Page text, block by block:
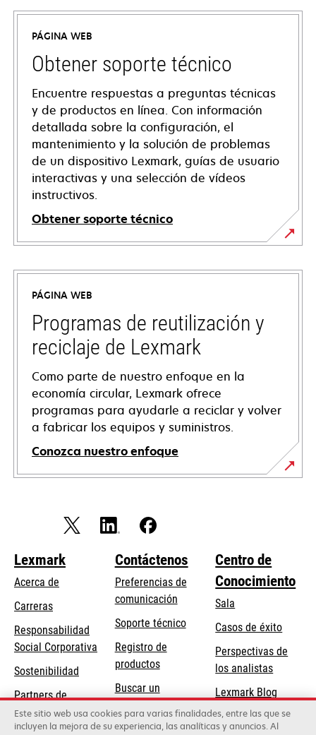
PÁGINA WEB
Obtener soporte técnico
Encuentre respuestas a preguntas técnicas
y de productos en línea. Con información
detallada sobre la configuración, el
mantenimiento y la solución de problemas
de un dispositivo Lexmark, guías de usuario
interactivas y una selección de vídeos
instructivos.
Obtener soporte técnico
se
abre
una
pestaña
nueva
PÁGINA WEB
Programas de reutilización y
reciclaje de Lexmark
Como parte de nuestro enfoque en la
economía circular, Lexmark ofrece
programas para ayudarle a reciclar y volver
a fabricar los equipos y suministros.
Conozca nuestro enfoque
Lexmark
Acerca de
Carreras
Responsabilidad
Social Corporativa
abre
una
pestaña
nueva
Sostenibilidad
Partners de
Lexmark
Contáctenos
Preferencias de
comunicación
Soporte técnicose
pestaña
nueva
Registro de
productos
Buscar un
concesionario
Centro de
Conocimiento
Sala
Casos de éxito
Perspectivas de
los analistas
Lexmark Blog
Este sitio web usa cookies para varias finalidades, entre las que se
incluyen la mejora de su experiencia, las analíticas y anuncios. Al